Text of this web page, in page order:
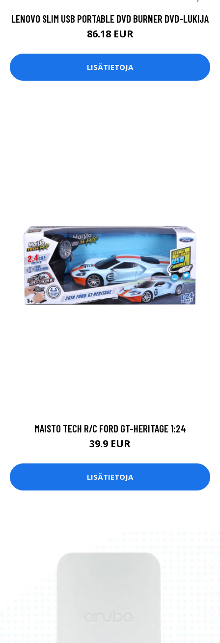
LENOVO SLIM USB PORTABLE DVD BURNER DVD-LUKIJA
86.18 EUR
LISÄTIETOJA
MAISTO TECH R/C FORD GT-HERITAGE 1:24
39.9 EUR
LISÄTIETOJA